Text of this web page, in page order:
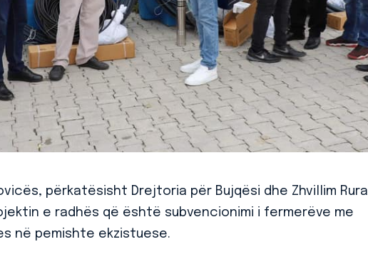
përkatësisht Drejtoria për Bujqësi dhe Zhvillim Rural
e radhës që është subvencionimi i fermerëve me
në pemishte ekzistuese.